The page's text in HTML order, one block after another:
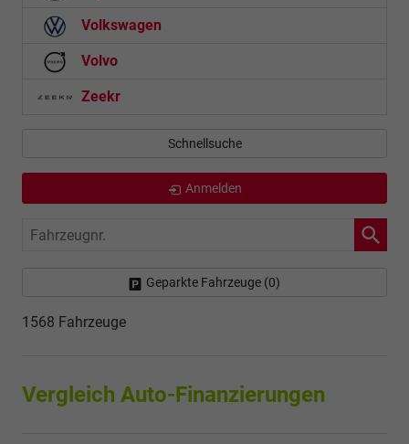
Volkswagen
Volvo
Zeekr
Schnellsuche
Anmelden
Fahrzeugnr.
Geparkte Fahrzeuge (0)
1568 Fahrzeuge
Vergleich Auto-Finanzierungen